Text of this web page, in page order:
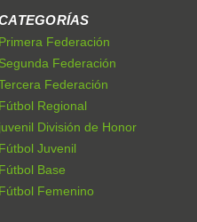
Primera Federación
Segunda Federación
Federación
Fútbol Regional
juvenil División de Honor
Fútbol Juvenil
Fútbol Base
Fútbol Femenino